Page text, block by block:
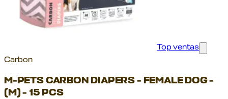
Top ventas
Carbon
M-PETS CARBON DIAPERS - FEMALE DOG -
(M) - 15 PCS